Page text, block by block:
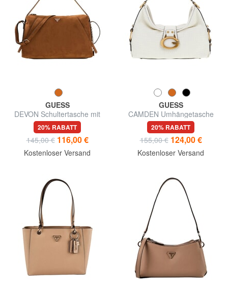
GUESS
DEVON Schultertasche mit
Schultergurt
20% RABATT
145,00 € 116,00 €
Kostenloser Versand
GUESS
CAMDEN Umhängetasche
20% RABATT
155,00 € 124,00 €
Kostenloser Versand